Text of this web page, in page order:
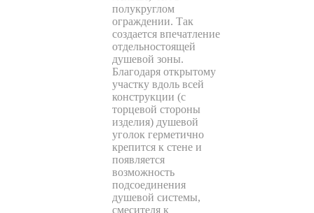
полукруглом
ограждении. Так
создается впечатление
отдельностоящей
душевой зоны.
Благодаря открытому
участку вдоль всей
конструкции (с
торцевой стороны
изделия) душевой
уголок герметично
крепится к стене и
появляется
возможность
подсоединения
душевой системы,
смесителя к